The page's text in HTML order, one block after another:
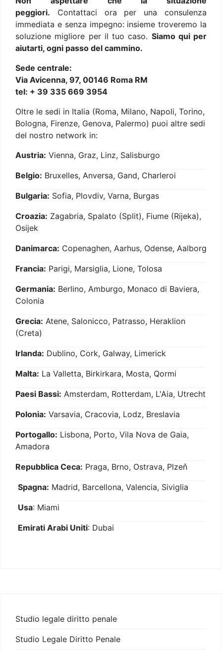
peggiori. Contattaci ora per una consulenza
immediata e senza impegno: insieme troveremo la
soluzione migliore per il tuo caso. Siamo qui per
aiutarti, ogni passo del cammino.
Sede centrale:
Via Avicenna, 97, 00146 Roma RM
tel: + 39 335 669 3954
Oltre le sedi in Italia (Roma, Milano, Napoli, Torino,
Bologna, Firenze, Genova, Palermo) puoi altre sedi
del nostro network in:
Austria: Vienna, Graz, Linz, Salisburgo
Belgio: Bruxelles, Anversa, Gand, Charleroi
Bulgaria: Sofia, Plovdiv, Varna, Burgas
Croazia: Zagabria, Spalato (Split), Fiume (Rijeka),
Osijek
Danimarca: Copenaghen, Aarhus, Odense, Aalborg
Francia: Parigi, Marsiglia, Lione, Tolosa
Germania: Berlino, Amburgo, Monaco di Baviera,
Colonia
Grecia: Atene, Salonicco, Patrasso, Heraklion
(Creta)
Irlanda: Dublino, Cork, Galway, Limerick
Malta: La Valletta, Birkirkara, Mosta, Qormi
Paesi Bassi: Amsterdam, Rotterdam, L'Aia, Utrecht
Polonia: Varsavia, Cracovia, Lodz, Breslavia
Portogallo: Lisbona, Porto, Vila Nova de Gaia,
Amadora
Repubblica Ceca: Praga, Brno, Ostrava, Plzeň
Spagna: Madrid, Barcellona, Valencia, Siviglia
Usa: Miami
Emirati Arabi Uniti: Dubai
Studio legale diritto penale
Studio Legale Diritto Penale